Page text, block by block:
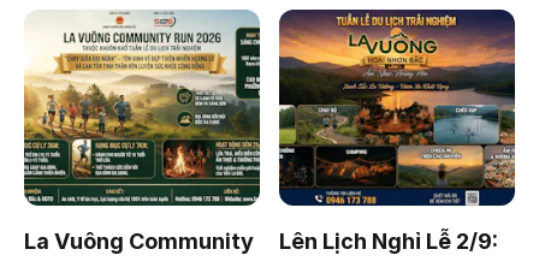
La Vuông Community
Lên Lịch Nghỉ Lễ 2/9: